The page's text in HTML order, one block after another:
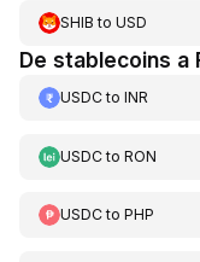
SHIB to USD
De stablecoins a
USDCto INR
USDCto RON
USDCto PHP